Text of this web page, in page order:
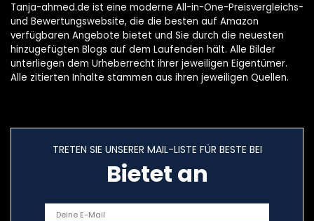
Tanja-ahmed.de ist eine moderne All-in-One-Preisvergleichs-
und Bewertungswebsite, die die besten auf Amazon
verfügbaren Angebote bietet und Sie durch die neuesten
hinzugefügten Blogs auf dem Laufenden hält. Alle Bilder
unterliegen dem Urheberrecht ihrer jeweiligen Eigentümer.
Alle zitierten Inhalte stammen aus ihren jeweiligen Quellen.
TRETEN SIE UNSERER MAIL-LISTE FÜR BESTE BEI
Bietet an